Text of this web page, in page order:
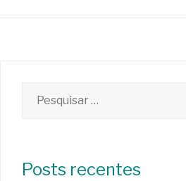
por:
Posts recentes